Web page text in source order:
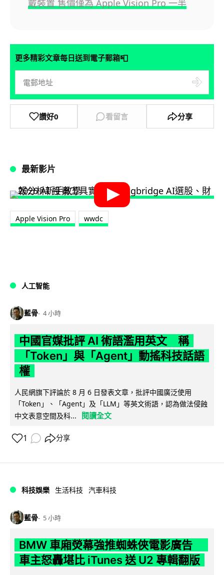
戴裝置 售價僅為 Apple Vision Pro 一半
更多精彩文章每日送到電子郵箱📮
讚好0 看留言 分享
最新影片
Apple Vision Pro wwdc
人工智能
藍骨 4 小時
中國官媒批評 AI 術語濫用英文 稱
「Token」與「Agent」動搖科技話語
權
人民網旗下評論於 8 月 6 日發表文章，批評中國廣泛使用
「Token」、「Agent」及「LLM」等英文術語，認為做法侵蝕
中文表意空間及科...
閱讀全文
1 分享
科技娛樂 生活科技 汽車科技
藍骨 5 小時
BMW 車廂熒幕強推蜘蛛俠電影廣告
車主怒轟堪比 iTunes 送 U2 專輯翻版